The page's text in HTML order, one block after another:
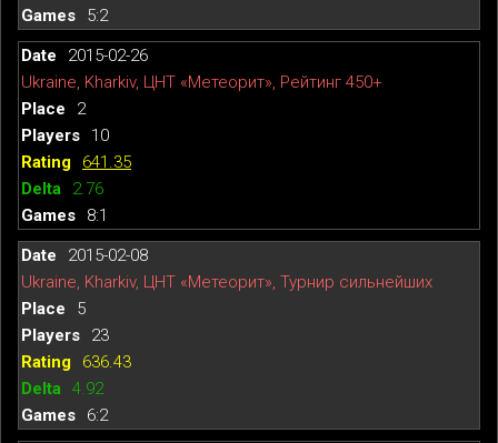
5:2
2015-02-26
Ukraine, Kharkiv, ЦНТ «Метеорит», Рейтинг 450+
2
10
641.35
2.76
8:1
2015-02-08
Ukraine, Kharkiv, ЦНТ «Метеорит», Турнир сильнейших
5
23
636.43
4.92
6:2